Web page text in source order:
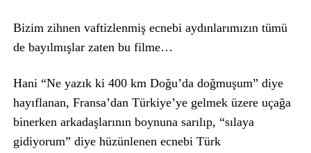
Bizim zihnen vaftizlenmiş ecnebi aydınlarımızın tümü
de bayılmışlar zaten bu filme…
Hani “Ne yazık ki 400 km Doğu’da doğmuşum” diye
hayıflanan, Fransa’dan Türkiye’ye gelmek üzere uçağa
binerken arkadaşlarının boynuna sarılıp, “sılaya
gidiyorum” diye hüzünlenen ecnebi Türk